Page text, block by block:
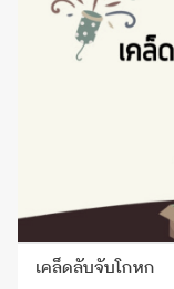
เคล็ดลับจับโกหก